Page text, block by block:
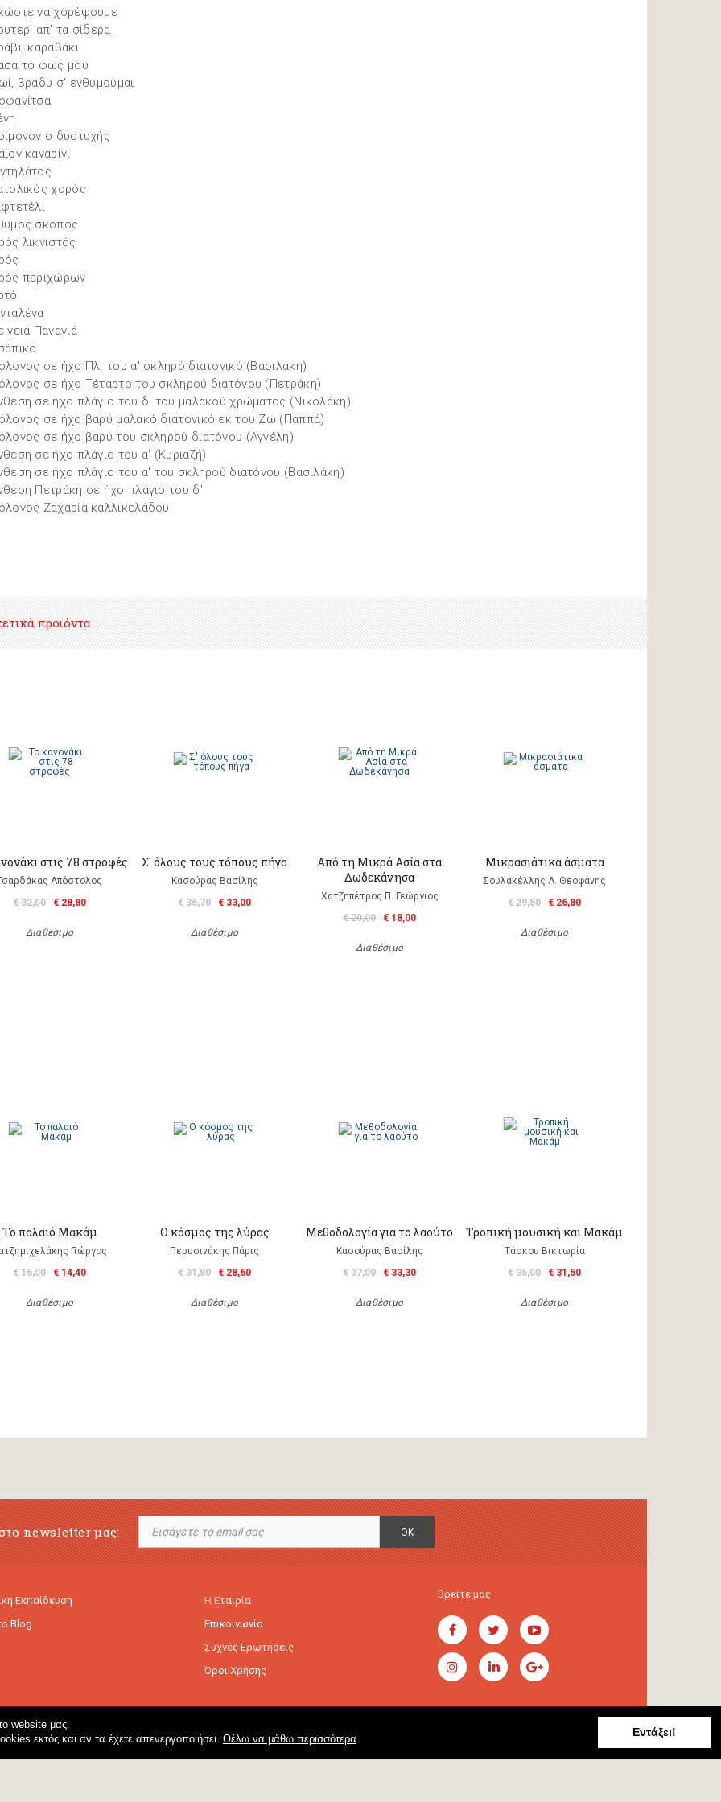
website μας.
εκτός και αν τα έχετε απενεργοποιήσει. Θέλω να μάθω περισσότερα
Εντάξει!
να χορέψουμε
απ' τα σίδερα
καραβάκι
το φως μου
βράδυ σ' ενθυμούμαι
ο δυστυχής
καναρίνι
χορός
σκοπός
λικνιστός
περιχώρων
γειά Παναγιά
σε ήχο Πλ. του α' σκληρό διατονικό (Βασιλάκη)
σε ήχο Τέταρτο του σκληρού διατόνου (Πετράκη)
σε ήχο πλάγιο του δ' του μαλακού χρώματος (Νικολάκη)
σε ήχο βαρύ μαλακό διατονικό εκ του Ζω (Παππά)
σε ήχο βαρύ του σκληρού διατόνου (Αγγέλη)
σε ήχο πλάγιο του α' (Κυριαζή)
σε ήχο πλάγιο του α' του σκληρού διατόνου (Βασιλάκη)
Πετράκη σε ήχο πλάγιο του δ'
Ζαχαρία καλλικελάδου
προϊόντα
στις 78 στροφές
Απόστολος
€ 32,00
€ 28,80
Διαθέσιμο
Σ' όλους τους τόπους πήγα
Κασούρας Βασίλης
€ 36,70
€ 33,00
Διαθέσιμο
Από τη Μικρά Ασία στα
Δωδεκάνησα
Χατζηπέτρος Π. Γεώργιος
€ 20,00
€ 18,00
Διαθέσιμο
Μικρασιάτικα άσματα
Σουλακέλλης Α. Θεοφάνης
€ 29,80
€ 26,80
Διαθέσιμο
Το παλαιό Μακάμ
Γιώργος
€ 16,00
€ 14,40
Διαθέσιμο
Ο κόσμος της λύρας
Περυσινάκης Πάρις
€ 31,80
€ 28,60
Διαθέσιμο
Μεθοδολογία για το λαούτο
Κασούρας Βασίλης
€ 37,00
€ 33,30
Διαθέσιμο
Τροπική μουσική και Μακάμ
Τάσκου Βικτωρία
€ 35,00
€ 31,50
Διαθέσιμο
newsletter μας: OK
Εκπαίδευση
Blog
Η Εταιρία
Επικοινωνία
Συχνές Ερωτήσεις
Όροι Χρήσης
Βρείτε μας
Handcrafted byRADIAL